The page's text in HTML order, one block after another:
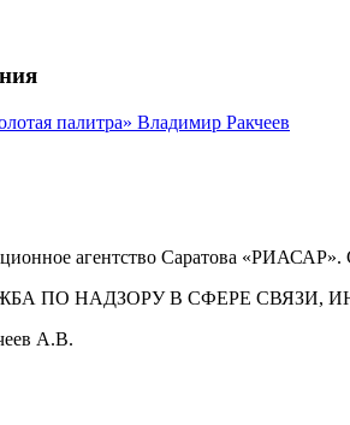
агентство Саратова
ПО НАДЗОРУ В СФЕРЕ
А.В.